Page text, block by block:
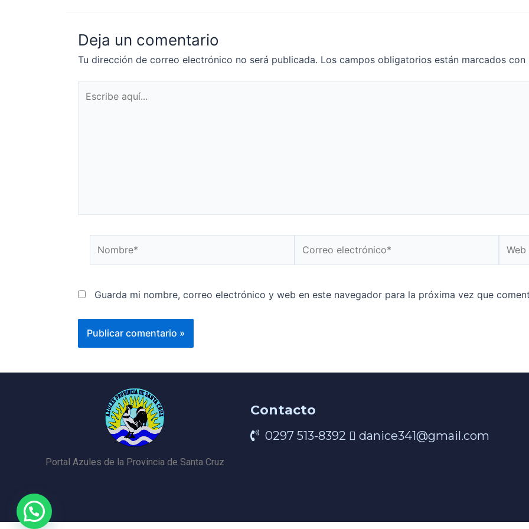
Deja un comentario
Tu dirección de correo electrónico no será publicada. Los campos obligatorios están marcados con
Guarda mi nombre, correo electrónico y web en este navegador para la próxima vez que
Portal Azules de la Provincia de Santa Cruz
Contacto
0297 513-8392 danice341@gmail.com